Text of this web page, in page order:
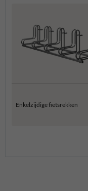
Enkelzijdige fietsrekken